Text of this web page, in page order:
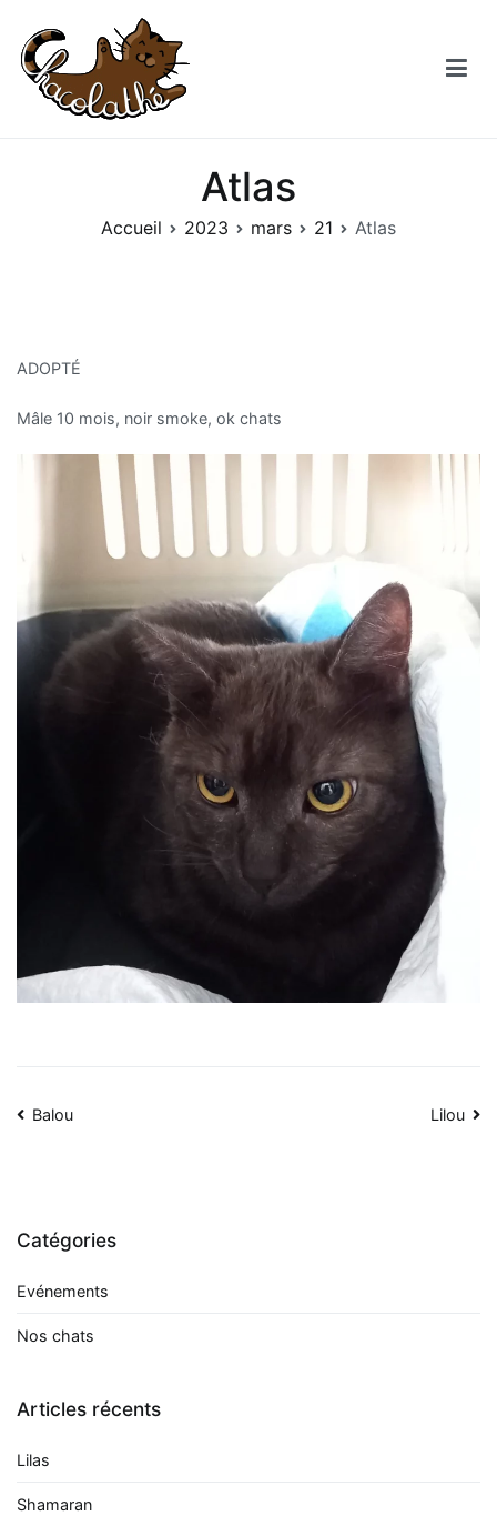
contenu
Atlas
Accueil 2023 mars 21 Atlas
ADOPTÉ
Mâle 10 mois, noir smoke, ok chats
Navigation
Balou Lilou
Catégories
Evénements
Nos chats
Articles récents
Lilas
Shamaran